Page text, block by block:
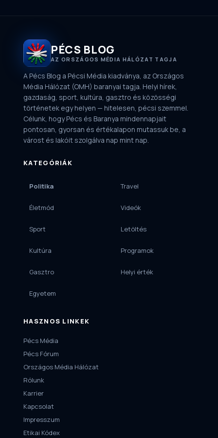
PÉCS BLOG
AZ ORSZÁGOS MÉDIA HÁLÓZAT TAGJA
A Pécs Blog a Pécsi Média kiadványa, az Országos
Média Hálózat (OMH) baranyai tagja. Helyi hírek,
gazdaság, sport, kultúra, gasztro és közösségi
történetek egy helyen — hitelesen, pécsi szemmel.
Célunk, hogy Pécs és Baranya mindennapjait
pontosan, gyorsan és értékalapon mutassuk be, a
várost és lakóit szolgálva nap mint nap.
KATEGÓRIÁK
Politika
Életmód
Sport
Kultúra
Gasztro
Egyetem
Travel
Videók
Letöltés
Programok
Helyi érték
HASZNOS LINKEK
Pécs Média
Pécs Fórum
Országos Média Hálózat
Rólunk
Karrier
Kapcsolat
Impresszum
Etikai Kódex